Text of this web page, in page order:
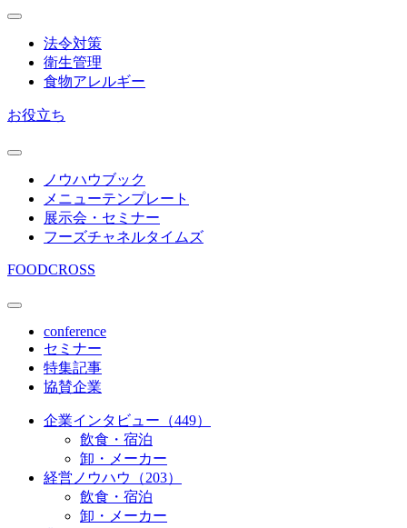
法令対策
衛生管理
食物アレルギー
お役立ち
ノウハウブック
メニューテンプレート
展示会・セミナー
フーズチャネルタイムズ
FOODCROSS
conference
セミナー
特集記事
協賛企業
企業インタビュー（449）
飲食・宿泊
卸・メーカー
経営ノウハウ（203）
飲食・宿泊
卸・メーカー